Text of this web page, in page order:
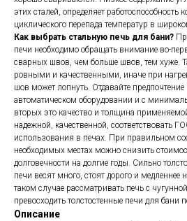
этих сталей, определяет работоспособность
циклического перепада температур в
Как выбрать стальную печь для бани?
печи необходимо обращать внимание во-
сварных швов, чем больше швов, тем хуже.
ровными и качественными, иначе при
шов может лопнуть. Отдавайте
автоматическом оборудовании и с
вторых это качество и толщина
надежной, качественной, соответствовать
использования в печах. При правильном
необходимых местах можно снизить
долговечности на долгие годы. Сильно
печи весят много, стоят дорого и медленнее
таком случае рассматривать печь с
превосходить толстостенные печи для бани
Описание